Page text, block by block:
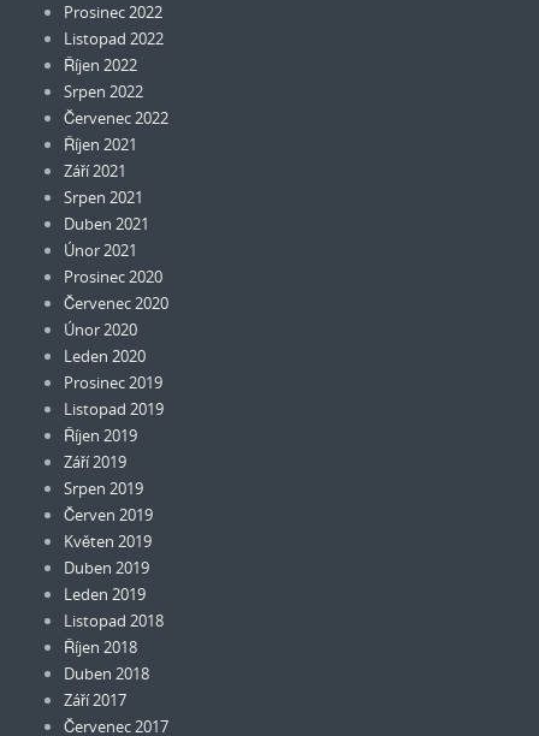
Prosinec 2022
Listopad 2022
Říjen 2022
Srpen 2022
Červenec 2022
Říjen 2021
Září 2021
Srpen 2021
Duben 2021
Únor 2021
Prosinec 2020
Červenec 2020
Únor 2020
Leden 2020
Prosinec 2019
Listopad 2019
Říjen 2019
Září 2019
Srpen 2019
Červen 2019
Květen 2019
Duben 2019
Leden 2019
Listopad 2018
Říjen 2018
Duben 2018
Září 2017
Červenec 2017